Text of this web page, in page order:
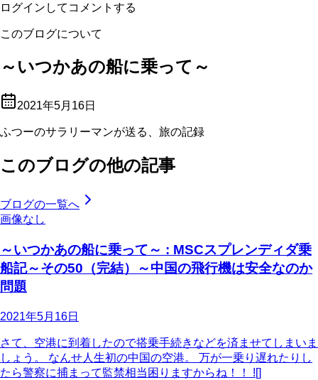
ログインしてコメントする
このブログについて
～いつかあの船に乗って～
2021年5月16日
ふつーのサラリーマンが送る、旅の記録
このブログの他の記事
ブログの一覧へ
画像なし
～いつかあの船に乗って～ : MSCスプレンディダ乗
船記～その50（完結）～中国の飛行機は安全なのか
問題
2021年5月16日
さて、空港に到着したので搭乗手続きなどを済ませてしまいま
しょう。 なんせ人生初の中国の空港。 万が一乗り遅れたりし
たら警察に捕まって監禁相当困りますからね！！ ![]